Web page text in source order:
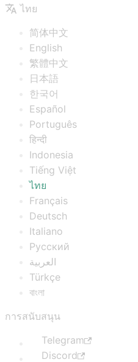
ไทย
简体中文
English
繁體中文
日本語
한국어
Español
Português
हिन्दी
Indonesia
Tiếng Việt
ไทย
Français
Deutsch
Italiano
Русский
العربية
Türkçe
বাংলা
การสนับสนุน
Telegram
Discord